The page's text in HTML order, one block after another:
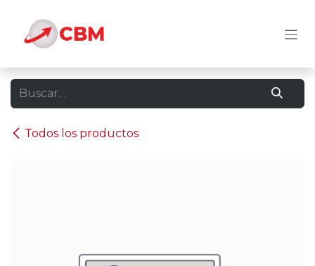
Todos los productos